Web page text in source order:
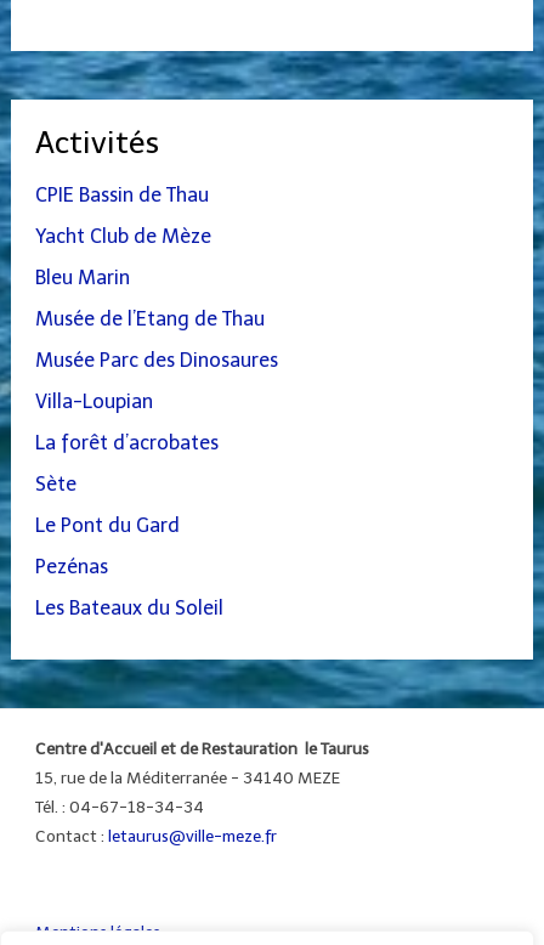
Activités
CPIE Bassin de Thau
Yacht Club de Mèze
Bleu Marin
Musée de l’Etang de Thau
Musée Parc des Dinosaures
Villa-Loupian
La forêt d’acrobates
Sète
Le Pont du Gard
Pezénas
Les Bateaux du Soleil
Centre d'Accueil et de Restauration le Taurus
15, rue de la Méditerranée - 34140 MEZE
Tél. : 04-67-18-34-34
Contact : letaurus@ville-meze.fr
Mentions légales